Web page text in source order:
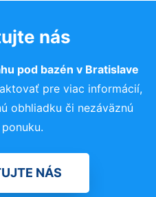
nás
pod bazén v Bratislave
pre viac informácií,
obhliadku či nezáväznú
NÁS